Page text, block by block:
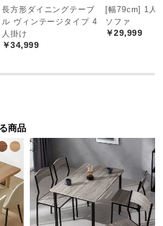
長方形ダイニングテーブ
ル ヴィンテージタイプ 4
人掛け
￥34,999
[幅79cm] 1人
ソファ
￥29,999
商品